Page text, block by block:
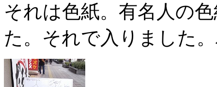
それは色紙。有名人の
た。それで入りました